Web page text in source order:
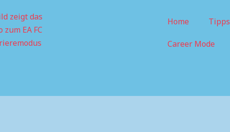
Home Tipps
Career Mode